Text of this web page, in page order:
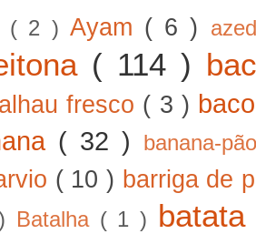
( 2 ) Ayam ( 6 )
( 114 )
fresco ( 3 )
( 32 ) banana-
( 10 ) barriga de
Batalha ( 1 )